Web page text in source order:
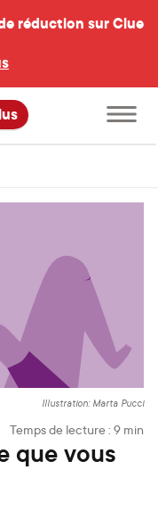
réduction sur Clue
Ouvrir
le
menu
Illustration: Marta Pucci
Temps de lecture : 9 min
que vous